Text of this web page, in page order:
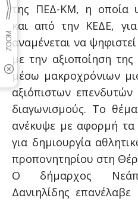
της ΠΕΔ-ΚΜ, η οποία
και από την ΚΕΔΕ,
αναμένεται να
με την αξιοποίηση της
μέσω μακροχρόνιων
αξιόπιστων επενδυτών
διαγωνισμούς. Το
ανέκυψε με αφορμή
για δημιουργία
προπονητηρίου στη
Ο δήμαρχος
Δανιηλίδης επανέλαβε